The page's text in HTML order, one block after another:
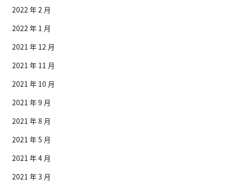
2022 年 2 月
2022 年 1 月
2021 年 12 月
2021 年 11 月
2021 年 10 月
2021 年 9 月
2021 年 8 月
2021 年 5 月
2021 年 4 月
2021 年 3 月